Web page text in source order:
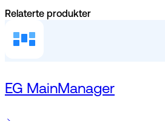
Relaterte produkter
EG MainManager